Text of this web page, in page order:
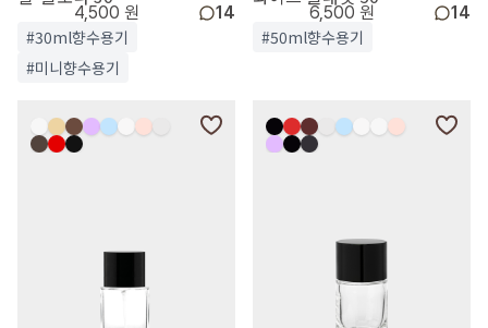
4,500 원 14
#30ml향수용기
#미니향수용기
6,500 원 14
#50ml향수용기